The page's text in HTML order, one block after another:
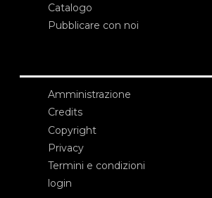
Catalogo
Pubblicare con noi
Amministrazione
Credits
Copyright
Privacy
Termini e condizioni
login